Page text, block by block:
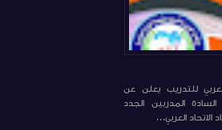
للتدريب يعلن عن
المدربين الجدد
العربي...